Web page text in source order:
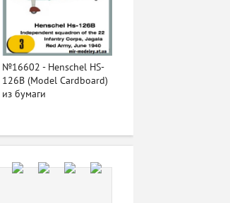
№16602 - Henschel HS-
126B (Model Cardboard)
из бумаги